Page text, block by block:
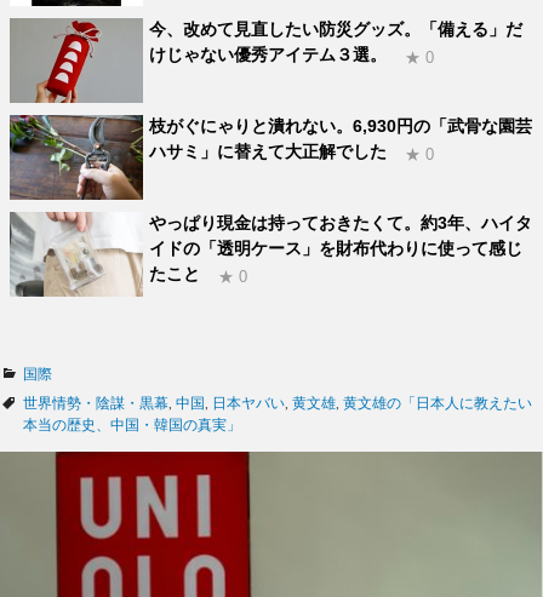
今、改めて見直したい防災グッズ。「備える」だ
けじゃない優秀アイテム３選。
★ 0
枝がぐにゃりと潰れない。6,930円の「武骨な園芸
ハサミ」に替えて大正解でした
★ 0
やっぱり現金は持っておきたくて。約3年、ハイタ
イドの「透明ケース」を財布代わりに使って感じ
たこと
★ 0
カ
テ
ゴ
国際
タ
グ
世界情勢・陰謀・黒幕 中国 日本ヤバい 黄文雄 黄文雄の「日本人に教えたい
本当の歴史、中国・韓国の真実」